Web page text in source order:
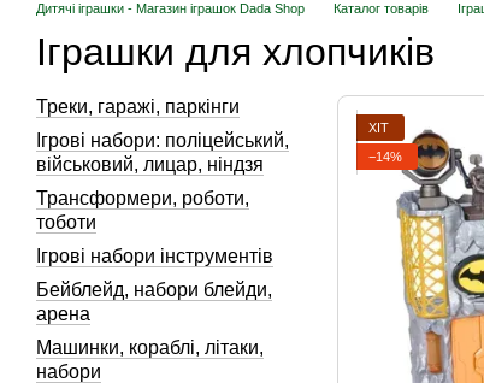
Дитячі іграшки - Магазин іграшок Dada Shop Каталог товарів
Іграшки для хлопчиків
ХІТ
−14%
Треки, гаражі, паркінги
Ігрові набори: поліцейський,
військовий, лицар, ніндзя
Трансформери, роботи,
тоботи
Ігрові набори інструментів
Бейблейд, набори блейди,
арена
Машинки, кораблі, літаки,
набори